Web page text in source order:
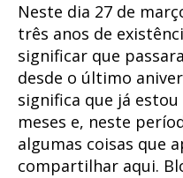
Neste dia 27 de
três anos de
significar que
desde o último
significa que já
meses e, neste
algumas coisas que
compartilhar aqui.